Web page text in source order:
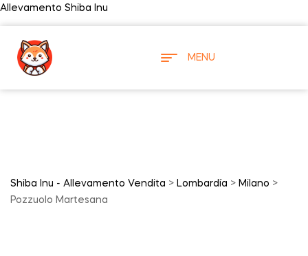
Allevamento Shiba Inu
MENU
Shiba Inu - Allevamento Vendita > Lombardía > Milano >
Pozzuolo Martesana